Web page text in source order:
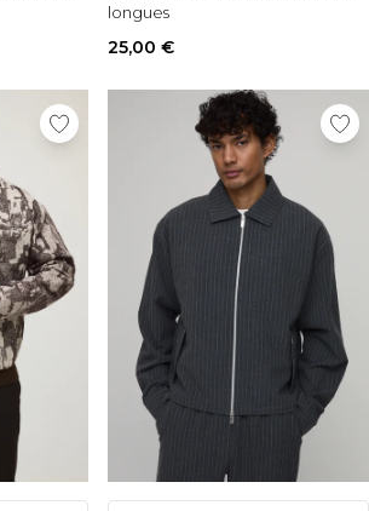
longues
Style: Veste Harrington
25,00 €